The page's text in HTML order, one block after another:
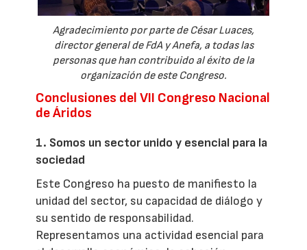
Agradecimiento por parte de César Luaces,
director general de FdA y Anefa, a todas las
personas que han contribuido al éxito de la
organización de este Congreso.
Conclusiones del VII Congreso Nacional
de Áridos
1. Somos un sector unido y esencial para la
sociedad
Este Congreso ha puesto de manifiesto la
unidad del sector, su capacidad de diálogo y
su sentido de responsabilidad.
Representamos una actividad esencial para